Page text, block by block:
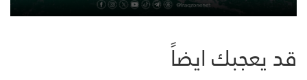
قد يعجبك ايضاً